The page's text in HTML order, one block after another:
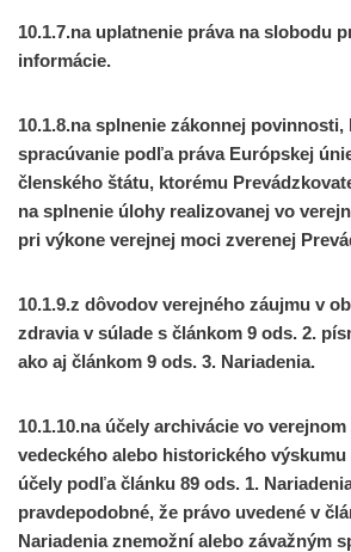
10.1.7.na uplatnenie práva na slobodu
informácie.
10.1.8.na splnenie zákonnej
spracúvanie podľa práva Európskej
členského štátu, ktorému
na splnenie úlohy realizovanej vo
pri výkone verejnej moci zverenej
10.1.9.z dôvodov verejného záujmu v
zdravia v súlade s článkom 9 ods. 2.
ako aj článkom 9 ods. 3. Nariadenia.
10.1.10.na účely archivácie vo
vedeckého alebo historického
účely podľa článku 89 ods. 1.
pravdepodobné, že právo uvedené v
Nariadenia znemožní alebo závažným